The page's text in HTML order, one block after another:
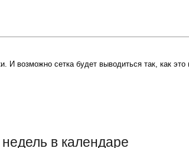
И возможно сетка будет выводиться так, как
в календаре